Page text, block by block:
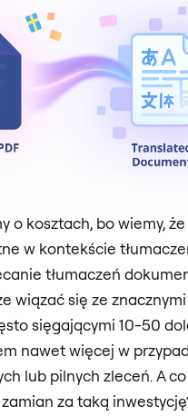
o kosztach, bo wiemy,
w kontekście
tłumaczeń
wiązać się ze znacznymi
sięgającymi 10-50
nawet więcej w
lub pilnych zleceń. A
za taką